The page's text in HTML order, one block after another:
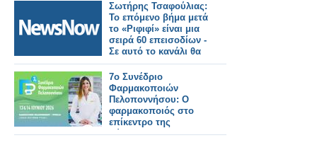
Σωτήρης Τσαφούλιας:
Το επόμενο βήμα μετά
το «Ριφιφί» είναι μια
σειρά 60 επεισοδίων -
Σε αυτό το κανάλι θα
την δουμε;
7ο Συνέδριο
Φαρμακοποιών
Πελοποννήσου: Ο
φαρμακοποιός στο
επίκεντρο της
σύγχρονης